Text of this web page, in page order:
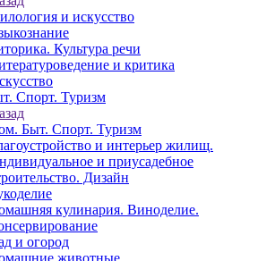
и искусство
Культура речи
и критика
Спорт. Туризм
Быт. Спорт. Туризм
и интерьер жилищ.
и приусадебное
Дизайн
кулинария. Виноделие.
и огород
животные